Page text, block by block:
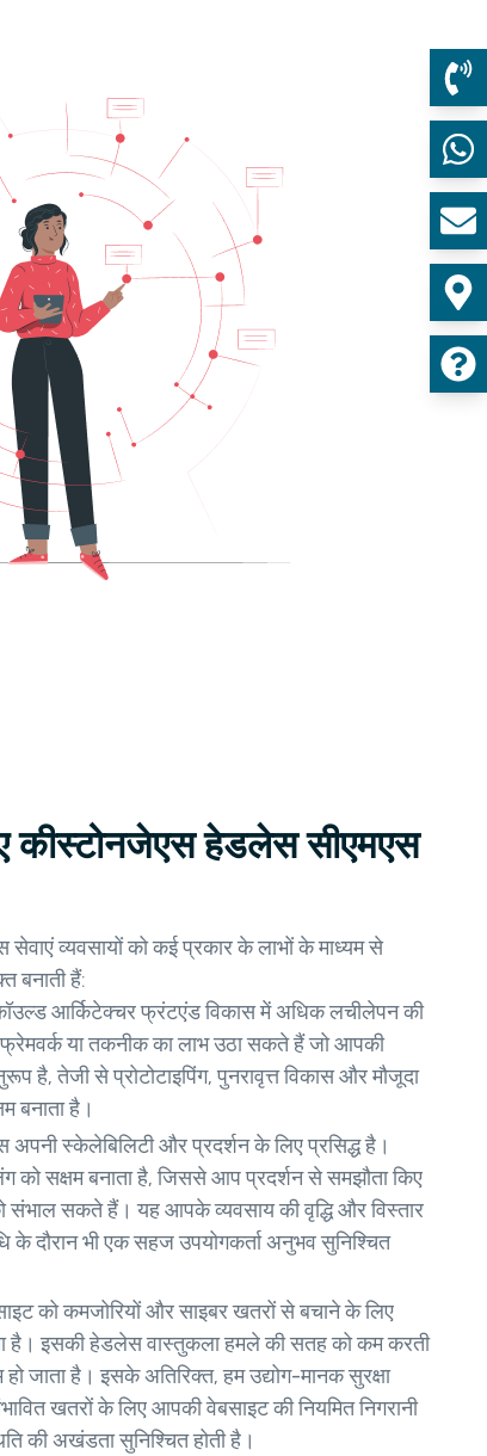
कीस्टोनजेएस हेडलेस सीएमएस
व्यवसायों को कई प्रकार के लाभों के माध्यम से
बनाती हैं:
आर्किटेक्चर फ्रंटएंड विकास में अधिक लचीलेपन की
या तकनीक का लाभ उठा सकते हैं जो आपकी
तेजी से प्रोटोटाइपिंग, पुनरावृत्त विकास और मौजूदा
बनाता है।
अपनी स्केलेबिलिटी और प्रदर्शन के लिए प्रसिद्ध है।
को सक्षम बनाता है, जिससे आप प्रदर्शन से समझौता किए
संभाल सकते हैं। यह आपके व्यवसाय की वृद्धि और विस्तार
दौरान भी एक सहज उपयोगकर्ता अनुभव सुनिश्चित
को कमजोरियों और साइबर खतरों से बचाने के लिए
है। इसकी हेडलेस वास्तुकला हमले की सतह को कम करती
जाता है। इसके अतिरिक्त, हम उद्योग-मानक सुरक्षा
खतरों के लिए आपकी वेबसाइट की नियमित निगरानी
की अखंडता सुनिश्चित होती है।